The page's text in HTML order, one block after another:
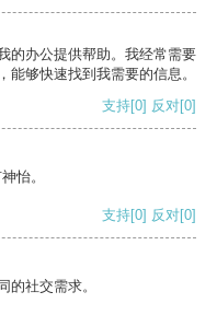
的办公提供帮助。我经常需要
够快速找到我需要的信息。
支持[0] 反对[0]
怡。
支持[0] 反对[0]
的社交需求。